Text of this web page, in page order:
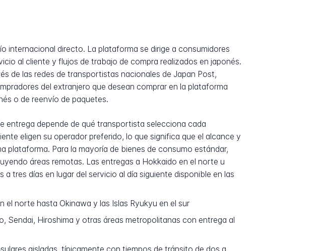
internacional directo. La plataforma se dirige a consumidores
al cliente y flujos de trabajo de compra realizados en japonés.
de las redes de transportistas nacionales de Japan Post,
del extranjero que desean comprar en la plataforma
o de reenvío de paquetes.
entrega depende de qué transportista selecciona cada
eligen su operador preferido, lo que significa que el alcance y
plataforma. Para la mayoría de bienes de consumo estándar,
áreas remotas. Las entregas a Hokkaido en el norte u
tres días en lugar del servicio al día siguiente disponible en las
norte hasta Okinawa y las Islas Ryukyu en el sur
Sendai, Hiroshima y otras áreas metropolitanas con entrega al